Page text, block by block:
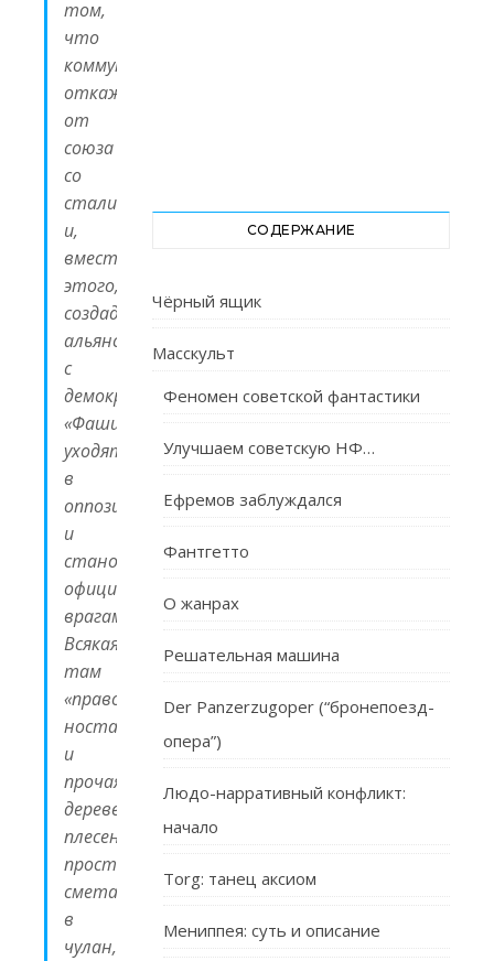
том,
что
коммунисты
откажутся
от
союза
со
сталинистами,
и,
вместо
этого,
создадут
альянс
с
демократами.
«Фашисты»
уходят
в
оппозицию
и
становятся
официальными
врагами.
Всякая
там
«православная
ностальгия»
и
прочая
деревенская
плесень
просто
сметается
в
чулан,
СОДЕРЖАНИЕ
Чёрный ящик
Масскульт
Феномен советской фантастики
Улучшаем советскую НФ…
Ефремов заблуждался
Фантгетто
О жанрах
Решательная машина
Der Panzerzugoper (“бронепоезд-
опера”)
Людо-нарративный конфликт:
начало
Torg: танец аксиом
Мениппея: суть и описание